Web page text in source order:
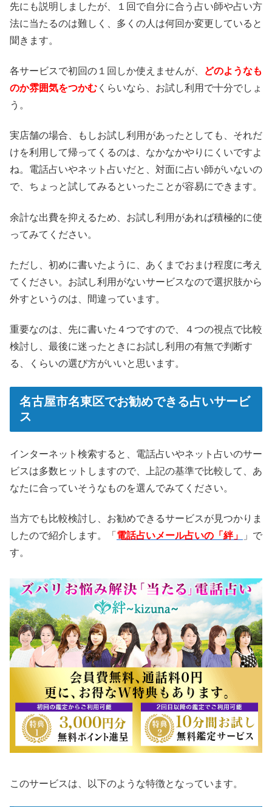
先にも説明しましたが、１回で自分に合う占い師や占い方
法に当たるのは難しく、多くの人は何回か変更していると
聞きます。
各サービスで初回の１回しか使えませんが、
どのようなも
のか雰囲気をつかむ くらいなら、お試し利用で十分でしょ
う。
実店舗の場合、もしお試し利用があったとしても、それだ
けを利用して帰ってくるのは、なかなかやりにくいですよ
ね。電話占いやネット占いだと、対面に占い師がいないの
で、ちょっと試してみるといったことが容易にできます。
余計な出費を抑えるため、お試し利用があれば積極的に使
ってみてください。
ただし、初めに書いたように、あくまでおまけ程度に考え
てください。お試し利用がないサービスなので選択肢から
外すというのは、間違っています。
重要なのは、先に書いた４つですので、４つの視点で比較
検討し、最後に迷ったときにお試し利用の有無で判断す
る、くらいの選び方がいいと思います。
名古屋市名東区でお勧めできる占いサービ
ス
インターネット検索すると、電話占いやネット占いのサー
ビスは多数ヒットしますので、上記の基準で比較して、あ
なたに合っていそうなものを選んでみてください。
当方でも比較検討し、お勧めできるサービスが見つかりま
したので紹介します。「 電話占いメール占いの「絆」
」で
す。
このサービスは、以下のような特徴となっています。